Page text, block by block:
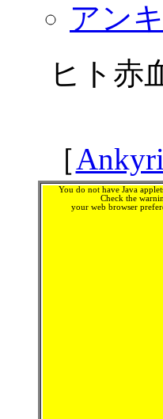
アン
ヒト赤
［
You do not have Java
Check the
your web browser